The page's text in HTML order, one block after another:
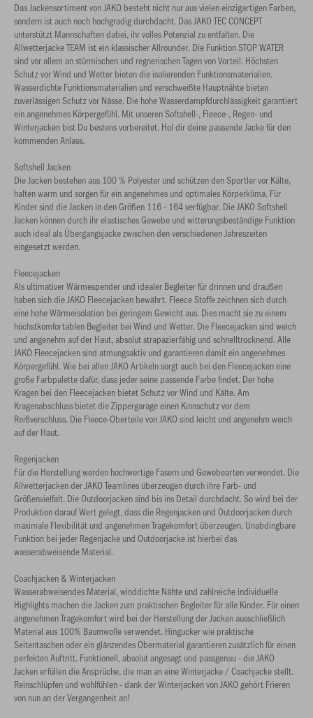
Das Jackensortiment von JAKO besteht nicht nur aus vielen einzigartigen Farben,
sondern ist auch noch hochgradig durchdacht. Das JAKO TEC CONCEPT
unterstützt Mannschaften dabei, ihr volles Potenzial zu entfalten. Die
Allwetterjacke TEAM ist ein klassischer Allrounder. Die Funktion STOP WATER
sind vor allem an stürmischen und regnerischen Tagen von Vorteil. Höchsten
Schutz vor Wind und Wetter bieten die isolierenden Funktionsmaterialien.
Wasserdichte Funktionsmaterialien und verschweißte Hauptnähte bieten
zuverlässigen Schutz vor Nässe. Die hohe Wasserdampfdurchlässigkeit garantiert
ein angenehmes Körpergefühl. Mit unseren Softshell-, Fleece-, Regen- und
Winterjacken bist Du bestens vorbereitet. Hol dir deine passende Jacke für den
kommenden Anlass.
Softshell Jacken
Die Jacken bestehen aus 100 % Polyester und schützen den Sportler vor Kälte,
halten warm und sorgen für ein angenehmes und optimales Körperklima. Für
Kinder sind die Jacken in den Größen 116 - 164 verfügbar. Die JAKO Softshell
Jacken können durch ihr elastisches Gewebe und witterungsbeständige Funktion
auch ideal als Übergangsjacke zwischen den verschiedenen Jahreszeiten
eingesetzt werden.
Fleecejacken
Als ultimativer Wärmespender und idealer Begleiter für drinnen und draußen
haben sich die JAKO Fleecejacken bewährt. Fleece Stoffe zeichnen sich durch
eine hohe Wärmeisolation bei geringem Gewicht aus. Dies macht sie zu einem
höchstkomfortablen Begleiter bei Wind und Wetter. Die Fleecejacken sind weich
und angenehm auf der Haut, absolut strapazierfähig und schnelltrocknend. Alle
JAKO Fleecejacken sind atmungsaktiv und garantieren damit ein angenehmes
Körpergefühl. Wie bei allen JAKO Artikeln sorgt auch bei den Fleecejacken eine
große Farbpalette dafür, dass jeder seine passende Farbe findet. Der hohe
Kragen bei den Fleecejacken bietet Schutz vor Wind und Kälte. Am
Kragenabschluss bietet die Zippergarage einen Kinnschutz vor dem
Reißverschluss. Die Fleece-Oberteile von JAKO sind leicht und angenehm weich
auf der Haut.
Regenjacken
Für die Herstellung werden hochwertige Fasern und Gewebearten verwendet. Die
Allwetterjacken der JAKO Teamlines überzeugen durch ihre Farb- und
Größenvielfalt. Die Outdoorjacken sind bis ins Detail durchdacht. So wird bei der
Produktion darauf Wert gelegt, dass die Regenjacken und Outdoorjacken durch
maximale Flexibilität und angenehmen Tragekomfort überzeugen. Unabdingbare
Funktion bei jeder Regenjacke und Outdoorjacke ist hierbei das
wasserabweisende Material.
Coachjacken & Winterjacken
Wasserabweisendes Material, winddichte Nähte und zahlreiche individuelle
Highlights machen die Jacken zum praktischen Begleiter für alle Kinder. Für einen
angenehmen Tragekomfort wird bei der Herstellung der Jacken ausschließlich
Material aus 100% Baumwolle verwendet. Hingucker wie praktische
Seitentaschen oder ein glänzendes Obermaterial garantieren zusätzlich für einen
perfekten Auftritt. Funktionell, absolut angesagt und passgenau - die JAKO
Jacken erfüllen die Ansprüche, die man an eine Winterjacke / Coachjacke stellt.
Reinschlüpfen und wohlfühlen - dank der Winterjacken von JAKO gehört Frieren
von nun an der Vergangenheit an!